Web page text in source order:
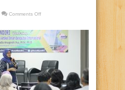
Comments Offon
dan
Publikasi
Artikel
Ilmiah
Internasional
Tahun
2019